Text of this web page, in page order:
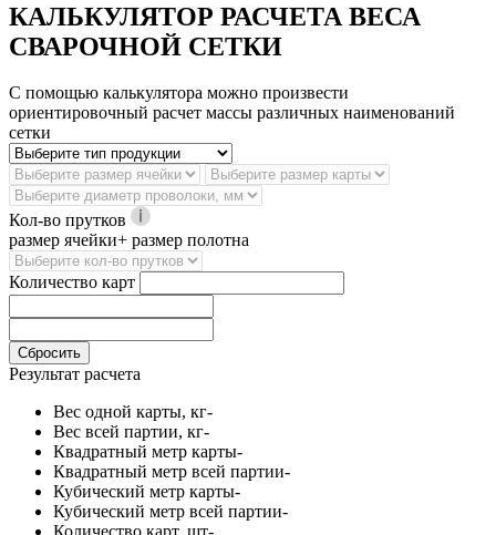
КАЛЬКУЛЯТОР РАСЧЕТА ВЕСА
СВАРОЧНОЙ СЕТКИ
С помощью калькулятора можно произвести
ориентировочный расчет массы различных наименований
сетки
Кол-во прутков
размер ячейки+ размер полотна
Количество карт
Сбросить
Результат расчета
Вес одной карты, кг-
Вес всей партии, кг-
Квадратный метр карты-
Квадратный метр всей партии-
Кубический метр карты-
Кубический метр всей партии-